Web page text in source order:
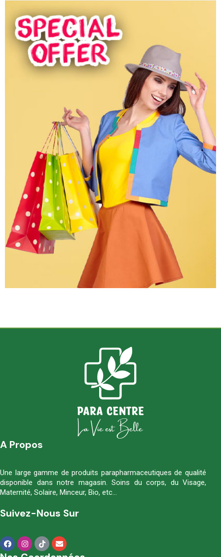
A Propos
Une large gamme de produits parapharmaceutiques de qualité
disponible dans notre magasin. Soins du corps, du Visage,
Maternité, Solaire, Minceur, Bio, etc…
Suivez-Nous Sur